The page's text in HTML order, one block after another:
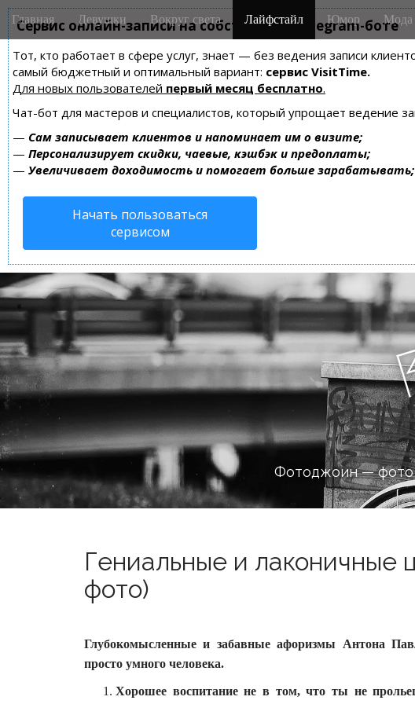
Сервис онлайн-записи на собственном Telegram-боте
Тот, кто работает в сфере услуг, знает — без ведения записи
самый бюджетный и оптимальный вариант: сервис VisitTime.
Для новых пользователей первый месяц бесплатно.
Чат-бот для мастеров и специалистов, который упрощает ведение
— Сам записывает клиентов и напоминает им о визите;
— Персонализирует скидки, чаевые, кэшбэк и предоплаты;
— Увеличивает доходимость и помогает больше зарабатывать;
Начать пользоваться
сервисом
M
a
n
m
e
n
u
i
Главная Девушки Вокруг света Лайфстайл Юмор Мода
Фотоджоин — фото
Гениальные и лаконичные
фото)
Глубокомысленные и забавные афоризмы Антона
просто умного человека.
Хорошее воспитание не в том, что ты не